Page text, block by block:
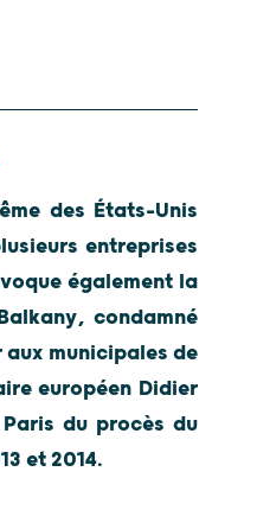
des États-Unis
entreprises
également la
condamné
municipales de
européen Didier
du procès du
et 2014.